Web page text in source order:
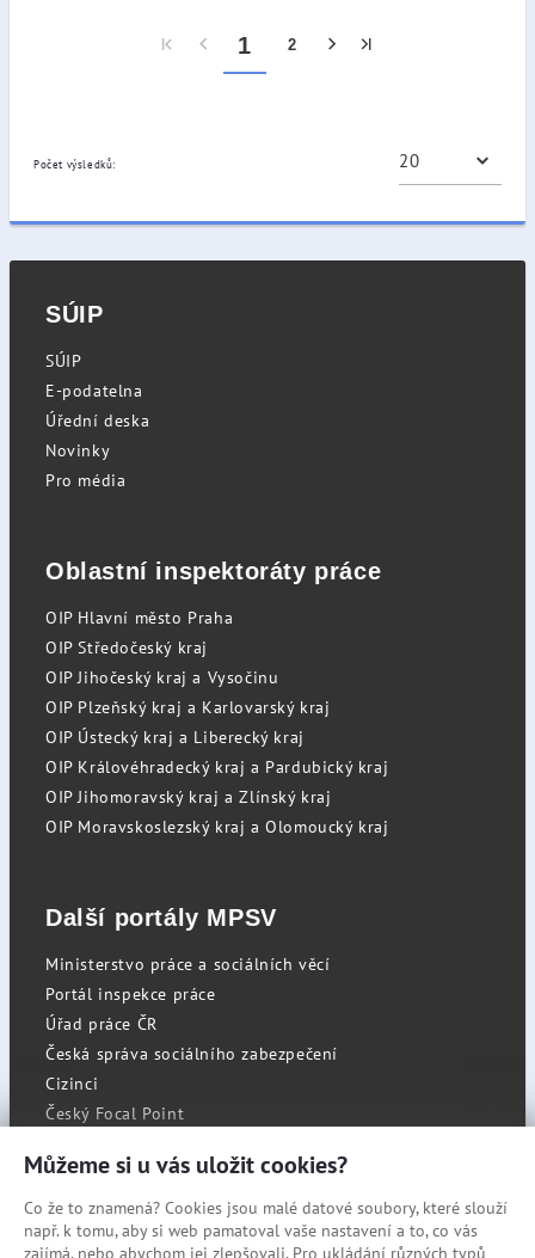
1 2
Počet výsledků:
SÚIP
SÚIP
E-podatelna
Úřední deska
Novinky
Pro média
Oblastní inspektoráty práce
OIP Hlavní město Praha
OIP Středočeský kraj
OIP Jihočeský kraj a Vysočinu
OIP Plzeňský kraj a Karlovarský kraj
OIP Ústecký kraj a Liberecký kraj
OIP Královéhradecký kraj a Pardubický kraj
OIP Jihomoravský kraj a Zlínský kraj
OIP Moravskoslezský kraj a Olomoucký kraj
Další portály MPSV
Ministerstvo práce a sociálních věcí
Portál inspekce práce
Úřad práce ČR
Česká správa sociálního zabezpečení
Cizinci
Český Focal Point
RSS
Cookies
Můžeme si u vás uložit cookies?
Co že to znamená? Cookies jsou malé datové soubory, které slouží
např. k tomu, aby si web pamatoval vaše nastavení a to, co vás
zajímá, nebo abychom jej zlepšovali. Pro ukládání různých typů